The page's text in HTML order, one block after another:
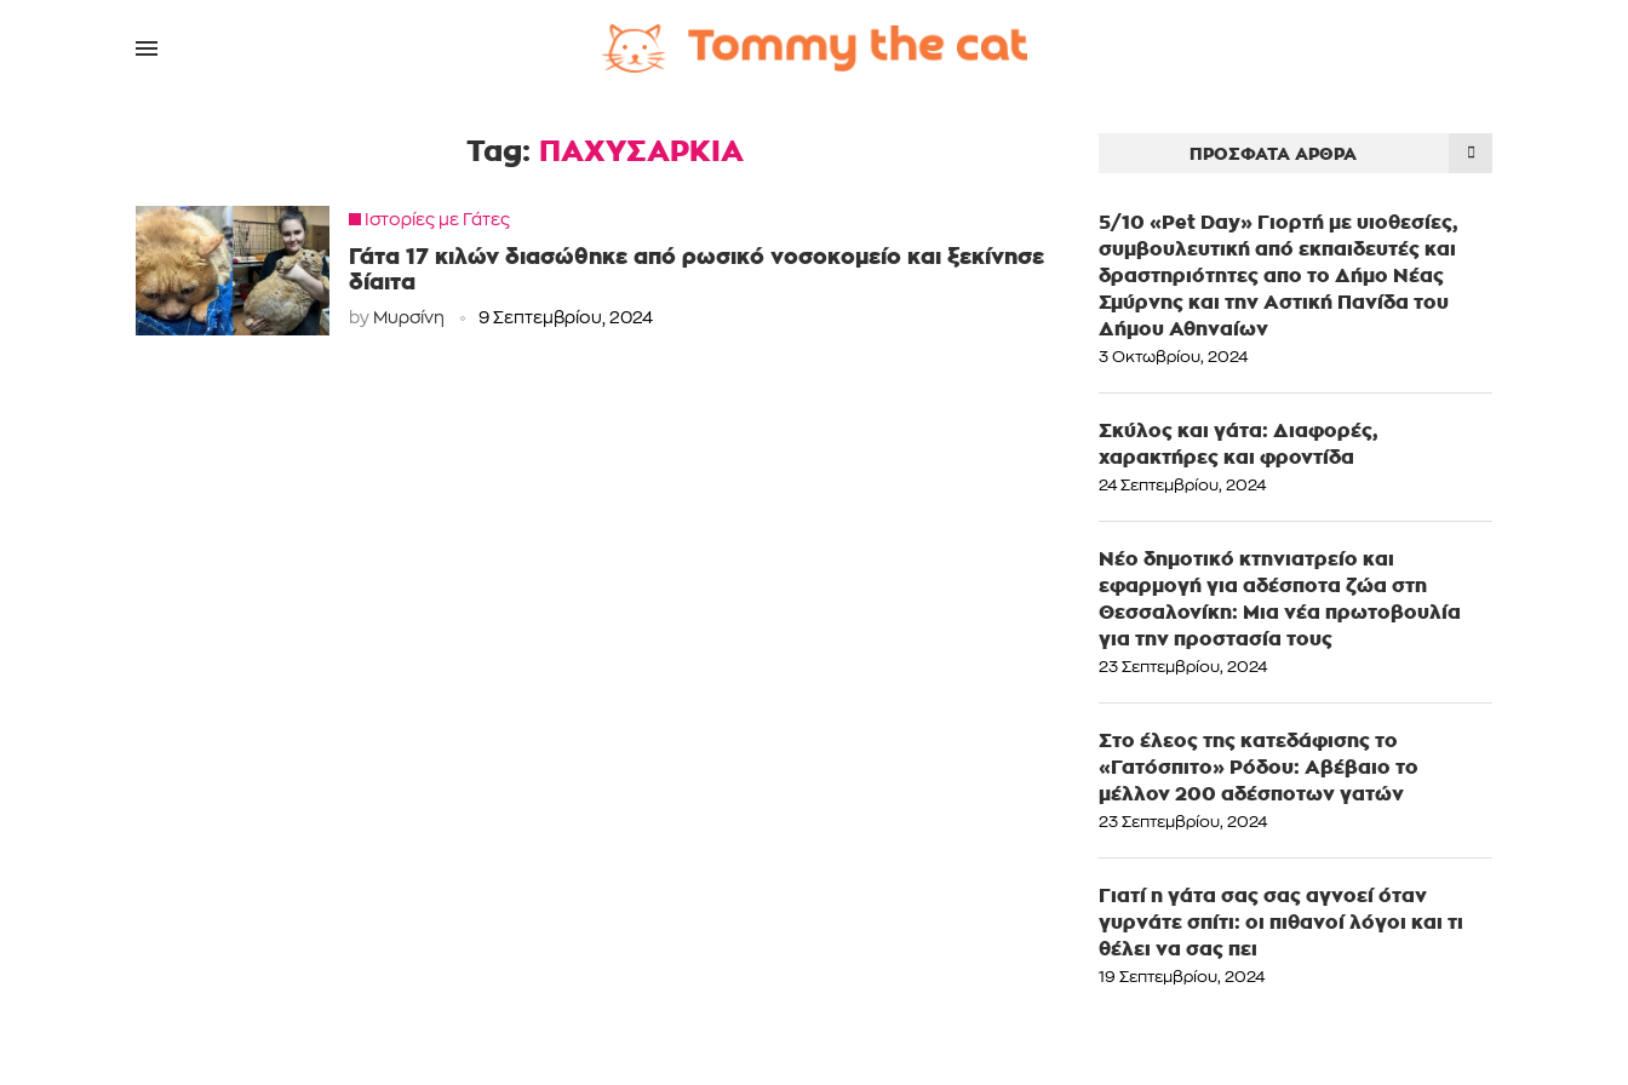
Tag: ΠΑΧΥΣΑΡΚΙΑ
Ιστορίες με Γάτες
Γάτα 17 κιλών διασώθηκε από ρωσικό νοσοκομείο και ξεκίνησε
δίαιτα
by Μυρσίνη 9 Σεπτεμβρίου, 2024
ΠΡΌΣΦΑΤΑ ΆΡΘΡΑ
5/10 «Pet Day» Γιορτή με υιοθεσίες,
συμβουλευτική από εκπαιδευτές και
δραστηριότητες απο το Δήμο Νέας
Σμύρνης και την Αστική Πανίδα του
Δήμου Αθηναίων
3 Οκτωβρίου, 2024
Σκύλος και γάτα: Διαφορές,
χαρακτήρες και φροντίδα
24 Σεπτεμβρίου, 2024
Νέο δημοτικό κτηνιατρείο και
εφαρμογή για αδέσποτα ζώα στη
Θεσσαλονίκη: Μια νέα πρωτοβουλία
για την προστασία τους
23 Σεπτεμβρίου, 2024
Στο έλεος της κατεδάφισης το
«Γατόσπιτο» Ρόδου: Αβέβαιο το
μέλλον 200 αδέσποτων γατών
23 Σεπτεμβρίου, 2024
Γιατί η γάτα σας σας αγνοεί όταν
γυρνάτε σπίτι: οι πιθανοί λόγοι και τι
θέλει να σας πει
19 Σεπτεμβρίου, 2024